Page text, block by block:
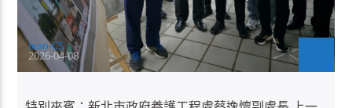
Jean-CS
2026-04-08